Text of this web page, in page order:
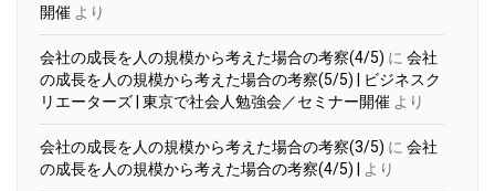
開催 より
会社の成長を人の規模から考えた場合の考察(4/5) に 会社
の成長を人の規模から考えた場合の考察(5/5) | ビジネスク
リエーターズ | 東京で社会人勉強会／セミナー開催 より
会社の成長を人の規模から考えた場合の考察(3/5) に 会社
の成長を人の規模から考えた場合の考察(4/5) |
より